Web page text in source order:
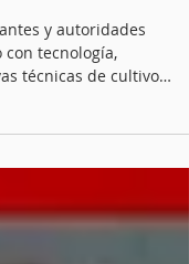
de Agronomía
y autoridades
técnicas de cultivo
Martínez Gerardo ,
Edición de la Feria de